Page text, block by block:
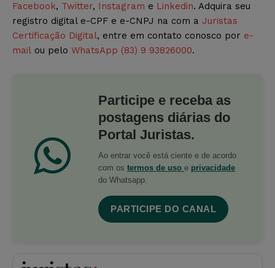
Facebook, Twitter, Instagram e Linkedin. Adquira seu
registro digital e-CPF e e-CNPJ na com a Juristas
Certificação Digital, entre em contato conosco por e-
mail ou pelo WhatsApp (83) 9 93826000.
Participe e receba as
postagens diárias do
Portal Juristas.
Ao entrar você está ciente e de acordo
com os termos de uso e privacidade
do Whatsapp.
PARTICIPE DO CANAL